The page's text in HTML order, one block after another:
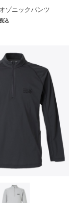
ゾニックパンツ
込